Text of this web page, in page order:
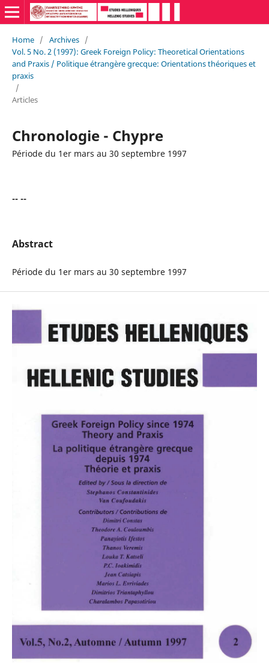
Home / Archives /
Vol. 5 No. 2 (1997): Greek Foreign Policy: Theoretical Orientations
and Praxis / Politique étrangère grecque: Orientations théoriques et
praxis
/
Articles
Chronologie - Chypre
Période du 1er mars au 30 septembre 1997
-- --
Abstract
Période du 1er mars au 30 septembre 1997